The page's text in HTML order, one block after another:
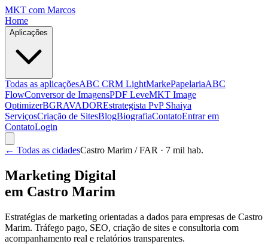
MKT com Marcos
Home
Aplicações
Todas as aplicaçõesABC CRM LightMarkePapelariaABC
FlowConversor de ImagensPDF LeveMKT Image
OptimizerBGRAVADOREstrategista PvP Shaiya
ServiçosCriação de SitesBlogBiografiaContatoEntrar em
ContatoLogin
← Todas as cidadesCastro Marim / FAR · 7 mil hab.
Marketing Digital
em Castro Marim
Estratégias de marketing orientadas a dados para empresas de Castro
Marim. Tráfego pago, SEO, criação de sites e consultoria com
acompanhamento real e relatórios transparentes.